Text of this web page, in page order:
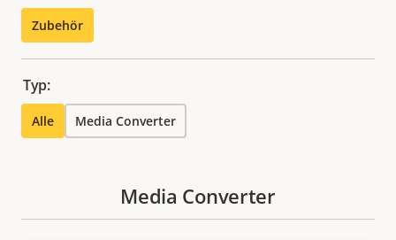
Zubehör
Typ:
Alle Media Converter
Media Converter